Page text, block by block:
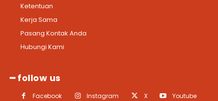
Ketentuan
Kerja Sama
Pasang Kontak Anda
Hubungi Kami
━ follow us
Facebook Instagram X Youtube